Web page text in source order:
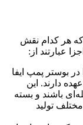
هر کدام نقش
عبارتند از:
بوستر پمپ ایفا
دارند. این
باشند و بسته
تولید